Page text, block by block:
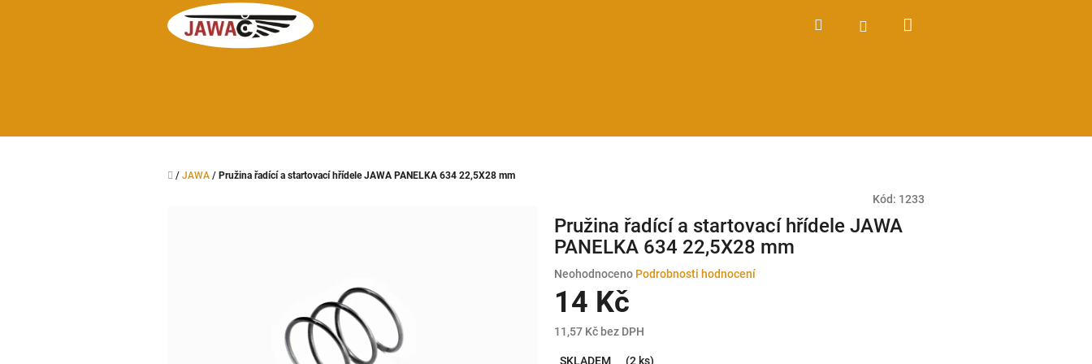
Hledat Přihlášení
Domů
/ JAWA / Pružina řadící a startovací hřídele JAWA PANELKA 634 22,5X28 mm
Kód: 1233
Pružina řadící a startovací hřídele JAWA
PANELKA 634 22,5X28 mm
Průměrné
hodnocení
produktu
0,0
Neohodnoceno Podrobnosti hodnocení
14 Kč
11,57 Kč bez DPH
SKLADEM
(2 ks)